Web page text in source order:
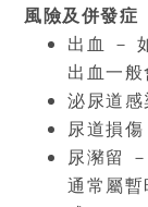
風險及併發症
出血 －
出血一
泌尿道
尿道損
尿瀦留
通常屬